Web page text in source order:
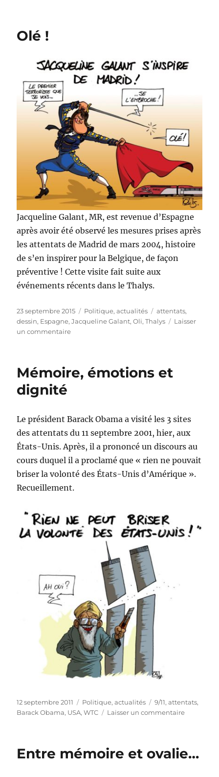
Olé !
Jacqueline Galant, MR, est revenue d’Espagne
après avoir été observé les mesures prises après
les attentats de Madrid de mars 2004, histoire
de s’en inspirer pour la Belgique, de façon
préventive ! Cette visite fait suite aux
événements récents dans le Thalys.
Publié
le
23 septembre 2015 Catégories
Politique, actualités Étiquettes
attentats,
dessin, Espagne,Jacqueline Galant,Oli,Thalys
Laisser
un commentairesur
Mémoire, émotions et
dignité
Le président Barack Obama a visité les 3 sites
des attentats du 11 septembre 2001, hier, aux
États-Unis. Après, il a prononcé un discours au
cours duquel il a proclamé que « rien ne pouvait
briser la volonté des États-Unis d’Amérique ».
Recueillement.
Publié
le
12 septembre 2011 Catégories
Politique, actualités Étiquettes
9/11,attentats,
Barack Obama, USA,WTC Laisser un commentairesur
dignité
Entre mémoire et ovalie…